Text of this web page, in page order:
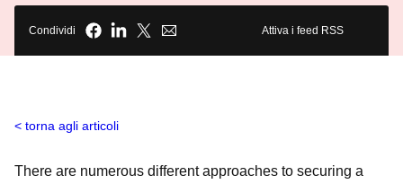
Condividi Attiva i feed RSS
torna agli articoli
There are numerous different approaches to securing a